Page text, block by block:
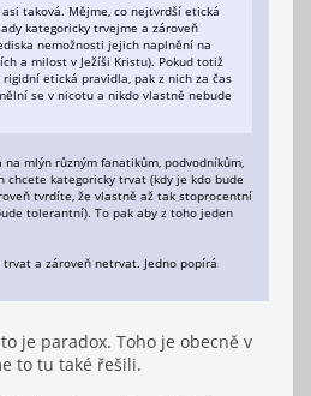
taková. Mějme, co nejtvrdší etická
kategoricky trvejme a zároveň
nemožnosti jejich naplnění na
a milost v Ježíši Kristu). Pokud totiž
etická pravidla, pak z nich za čas
se v nicotu a nikdo vlastně nebude
mlýn různým fanatikům, podvodníkům,
chcete kategoricky trvat (kdy je kdo bude
tvrdíte, že vlastně až tak stoprocentní
tolerantní). To pak aby z toho jeden
a zároveň netrvat. Jedno popírá
je paradox. Toho je obecně v
to tu také řešili.